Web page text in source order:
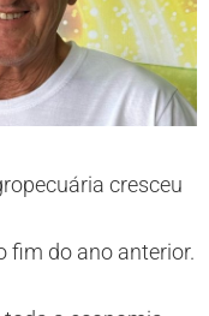
cresceu
fim do ano anterior.